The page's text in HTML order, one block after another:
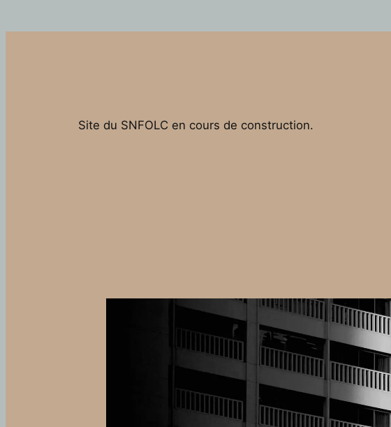
Site du SNFOLC en cours de construction.